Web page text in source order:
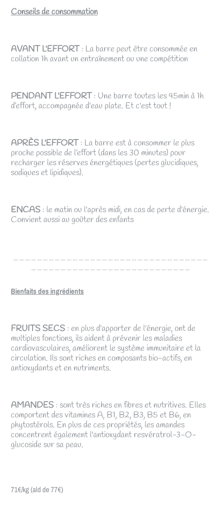
Conseils de consommation
AVANT L'EFFORT: La barre peut être consommée en
collation 1h avant un entraînement ou une compétition
PENDANT L'EFFORT: Une barre toutes les 45min à 1h
d’effort, accompagnée d'eau plate. Et c'est tout !
APRÈS L'EFFORT: La barre est à consommer le plus
proche possible de l’effort (dans les 30 minutes) pour
recharger les réserves énergétiques (pertes glucidiques,
sodiques et lipidiques).
ENCAS : le matin ou l'après midi, en cas de perte d'énergie.
Convient aussi au goûter des enfants
_________________________________
___________________________
Bienfaits des ingrédients
FRUITS SECS : en plus d'apporter de l'énergie, ont de
multiples fonctions, ils aident à prévenir les maladies
cardiovasculaires, améliorent le système immunitaire et la
circulation. Ils sont riches en composants bio-actifs, en
antioxydants et en nutriments.
AMANDES : sont très riches en fibres et nutritives. Elles
comportent des vitamines A, B1, B2, B3, B5 et B6, en
phytostérols. En plus de ces propriétés, les amandes
concentrent également l'antioxydant resvératrol-3-O-
glucoside sur sa peau.
71€/kg (ald de 77€)